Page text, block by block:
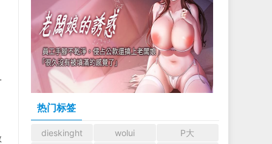
热门标签
dieskinght wolui
P大